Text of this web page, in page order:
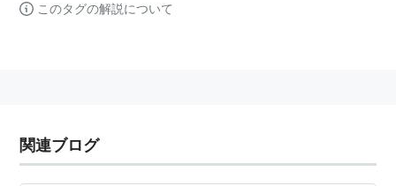
このタグの解説について
関連ブログ